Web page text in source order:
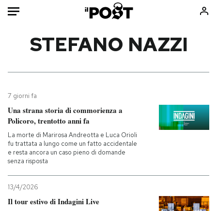
Mondo
Politica
Tecnologia
Internet
Scienza
Cultura
Economia
Ok Boomer!
Media
Altrecose
STEFANO NAZZI
7 giorni fa
Una strana storia di commorienza a
Policoro, trentotto anni fa
La morte di Marirosa Andreotta e Luca Orioli
fu trattata a lungo come un fatto accidentale
e resta ancora un caso pieno di domande
senza risposta
13/4/2026
Il tour estivo di Indagini Live